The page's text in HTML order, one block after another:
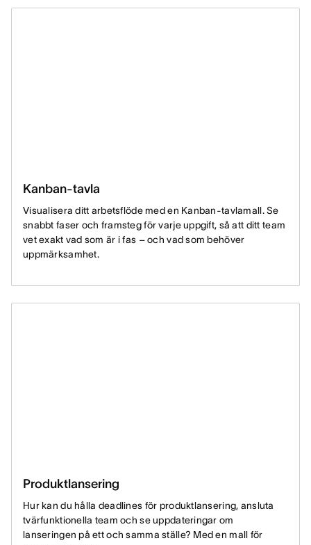
Kanban-tavla
Visualisera ditt arbetsflöde med en Kanban-tavlamall. Se
snabbt faser och framsteg för varje uppgift, så att ditt team
vet exakt vad som är i fas – och vad som behöver
uppmärksamhet.
Produktlansering
Hur kan du hålla deadlines för produktlansering, ansluta
tvärfunktionella team och se uppdateringar om
lanseringen på ett och samma ställe? Med en mall för